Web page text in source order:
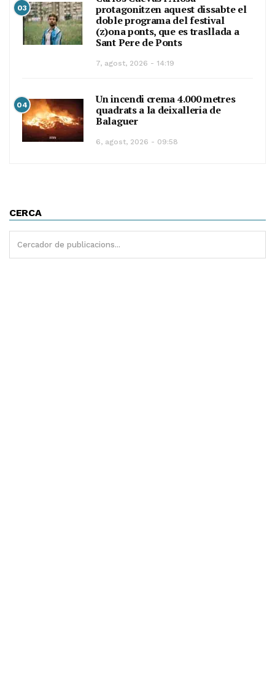
03
protagonitzen aquest dissabte el
doble programa del festival
(z)ona ponts, que es trasllada a
Sant Pere de Ponts
7, agost, 2026 - 14:19
04
Un incendi crema 4.000 metres
quadrats a la deixalleria de
Balaguer
6, agost, 2026 - 09:58
CERCA